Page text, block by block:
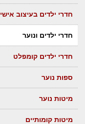
חדרי ילדים בעיצוב אישי
חדרי ילדים ונוער
חדרי ילדים קומפלט
ספות נוער
מיטות נוער
מיטות קומותיים